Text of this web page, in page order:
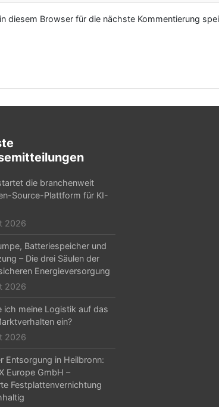
diesem Browser für die nächste Kommentierung
die branchenweit
Source-Plattform für KI-
2026
Batteriespeicher und
– Die drei Säulen der
Energieversorgung
2026
ich meine Logistik auf das
ein?
2026
Entsorgung in Heilbronn:
Europe GmbH –
Festplattenvernichtung